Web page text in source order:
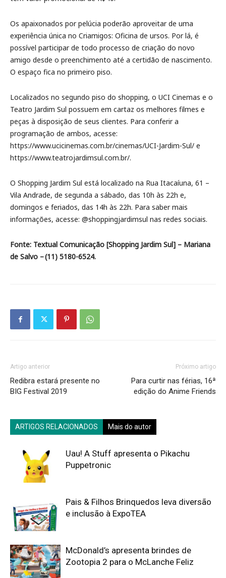
Os apaixonados por pelúcia poderão aproveitar de uma
experiência única no Criamigos: Oficina de ursos. Por lá, é
possível participar de todo processo de criação do novo
amigo desde o preenchimento até a certidão de nascimento.
O espaço fica no primeiro piso.
Localizados no segundo piso do shopping, o UCI Cinemas e o
Teatro Jardim Sul possuem em cartaz os melhores filmes e
peças à disposição de seus clientes. Para conferir a
programação de ambos, acesse:
https://www.ucicinemas.com.br/cinemas/UCI-Jardim-Sul/ e
https://www.teatrojardimsul.com.br/.
O Shopping Jardim Sul está localizado na Rua Itacaíuna, 61 –
Vila Andrade, de segunda a sábado, das 10h às 22h e,
domingos e feriados, das 14h às 22h. Para saber mais
informações, acesse: @shoppingjardimsul nas redes sociais.
Fonte: Textual Comunicação [Shopping Jardim Sul] – Mariana
de Salvo – (11) 5180-6524.
Artigo anterior
Redibra estará presente no
BIG Festival 2019
Próximo artigo
Para curtir nas férias, 16ª
edição do Anime Friends
ARTIGOS RELACIONADOS Mais do autor
Uau! A Stuff apresenta o Pikachu
Puppetronic
Pais & Filhos Brinquedos leva diversão
e inclusão à ExpoTEA
McDonald’s apresenta brindes de
Zootopia 2 para o McLanche Feliz